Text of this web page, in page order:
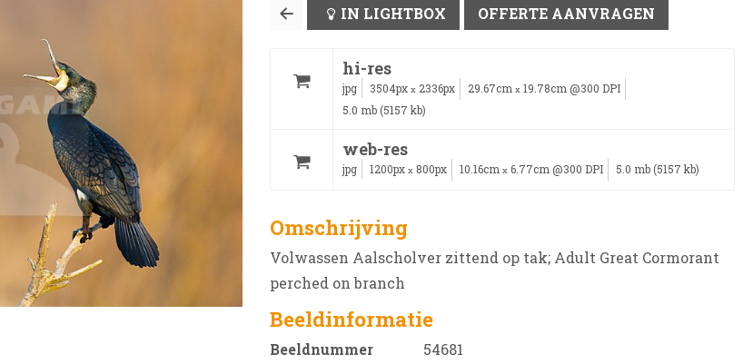
IN LIGHTBOX OFFERTE AANVRAGEN
hi-res
jpg 3504px x 2336px 29.67cm x 19.78cm @300 DPI
5.0 mb (5157 kb)
web-res
jpg 1200px x 800px 10.16cm x 6.77cm @300 DPI 5.0 mb (5157 kb)
Omschrijving
Volwassen Aalscholver zittend op tak; Adult Great Cormorant
perched on branch
Beeldinformatie
Beeldnummer
54681